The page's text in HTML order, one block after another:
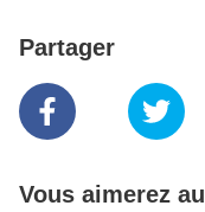
Partager
Vous aimerez